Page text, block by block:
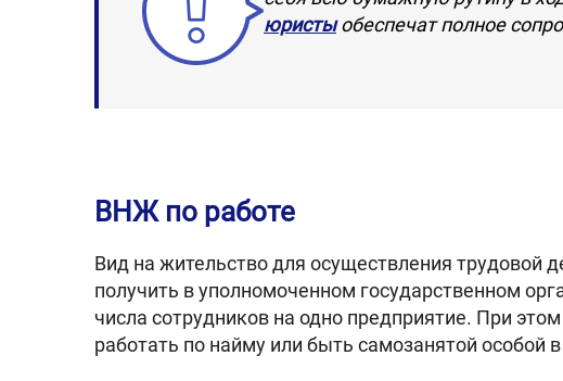
юристыобеспечат полное
ВНЖ по работе
Вид на жительство для осуществления трудовой
получить в уполномоченном государственном
числа сотрудников на одно предприятие. При
работать по найму или быть самозанятой особой